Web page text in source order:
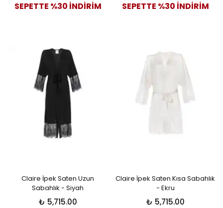
SEPETTE %30 İNDİRİM SEPETTE %30 İNDİRİM
Claire İpek Saten Uzun
Sabahlık - Siyah
₺ 5,715.00
Claire İpek Saten Kısa Sabahlık
- Ekru
₺ 5,715.00